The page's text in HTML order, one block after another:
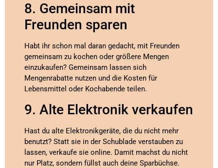
8. Gemeinsam mit
Freunden sparen
Habt ihr schon mal daran gedacht, mit Freunden
gemeinsam zu kochen oder größere Mengen
einzukaufen? Gemeinsam lassen sich
Mengenrabatte nutzen und die Kosten für
Lebensmittel oder Kochabende teilen.
9. Alte Elektronik verkaufen
Hast du alte Elektronikgeräte, die du nicht mehr
benutzt? Statt sie in der Schublade verstauben zu
lassen, verkaufe sie online. Damit machst du nicht
nur Platz, sondern füllst auch deine Sparbüchse.